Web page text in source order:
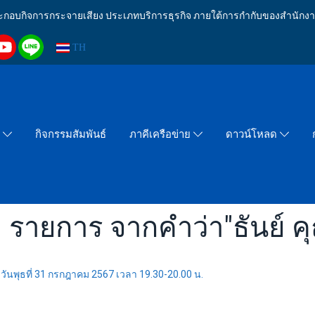
บกิจการกระจายเสียง ประเภทบริการธุรกิจ ภายใต้การกำกับของสำนั
TH
กิจกรรมสัมพันธ์ ภาคีเครือข่าย ดาวน์โหลด
ายการ จากคำว่า"ธันย์
ธที่ 31 กรกฎาคม 2567 เวลา 19.30-20.00 น.